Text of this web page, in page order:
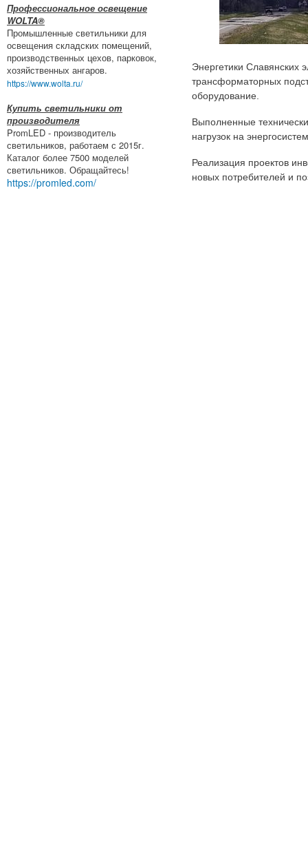
Профессиональное освещение
WOLTA®
Промышленные светильники для
освещения складских помещений,
производственных цехов, парковок,
хозяйственных ангаров.
https://www.wolta.ru/
Купить светильники от
производителя
PromLED - производитель
светильников, работаем с 2015г.
Каталог более 7500 моделей
светильников. Обращайтесь!
https://promled.com/
Энергетики Славянских
трансформаторных
оборудование.
Выполненные
нагрузок на
Реализация проектов
новых потребителей и